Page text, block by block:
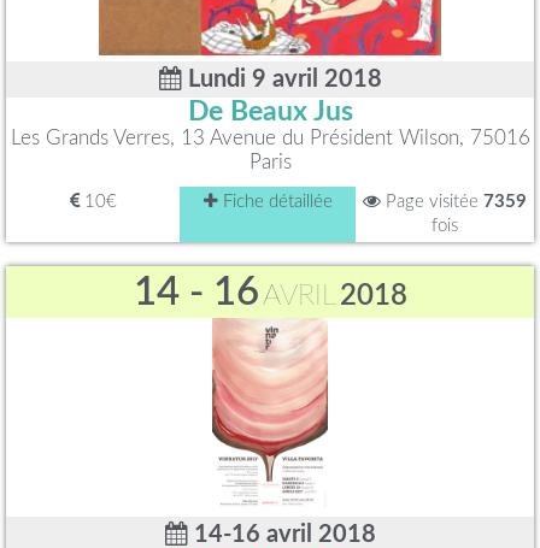
Lundi 9 avril 2018
De Beaux Jus
Les Grands Verres, 13 Avenue du Président Wilson, 75016
Paris
10€ Fiche détaillée Page visitée 7359
fois
14 - 16AVRIL2018
14-16 avril 2018